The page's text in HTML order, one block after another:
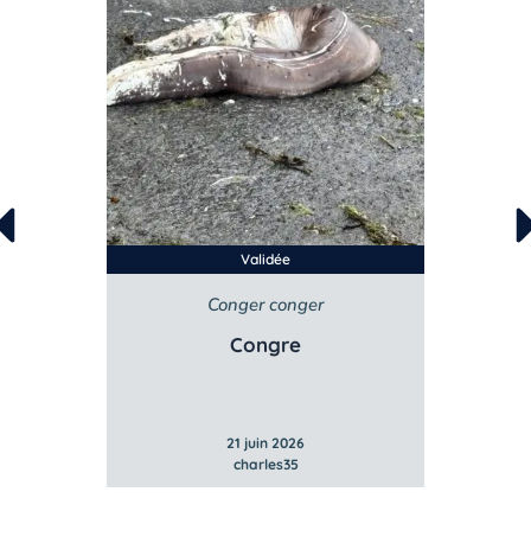
Validée
Conger conger
Congre
21 juin 2026
charles35